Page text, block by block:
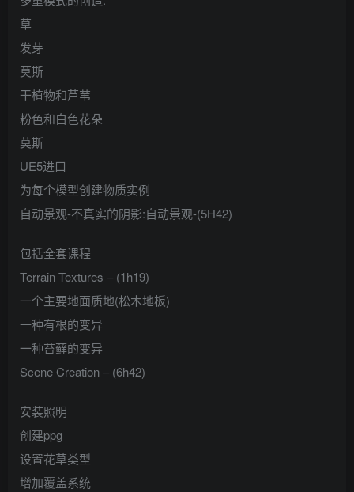
草
发芽
莫斯
干植物和芦苇
粉色和白色花朵
莫斯
UE5进口
为每个模型创建物质实例
自动景观-不真实的阴影:自动景观-(5H42)
包括全套课程
Terrain Textures – (1h19)
一个主要地面质地(松木地板)
一种有根的变异
一种苔藓的变异
Scene Creation – (6h42)
安装照明
创建ppg
设置花草类型
增加覆盖系统